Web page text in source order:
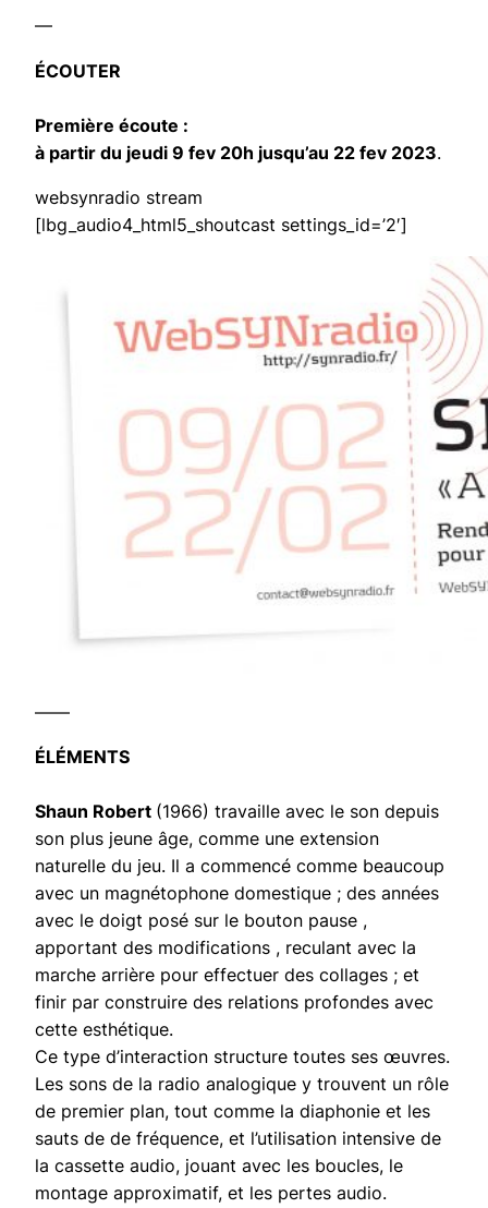
—
ÉCOUTER
Première écoute :
à partir du jeudi 9 fev 20h jusqu’au 22 fev 2023.
websynradio stream
[lbg_audio4_html5_shoutcast settings_id=’2′]
——
ÉLÉMENTS
Shaun Robert (1966) travaille avec le son depuis
son plus jeune âge, comme une extension
naturelle du jeu. Il a commencé comme beaucoup
avec un magnétophone domestique ; des années
avec le doigt posé sur le bouton pause ,
apportant des modifications , reculant avec la
marche arrière pour effectuer des collages ; et
finir par construire des relations profondes avec
cette esthétique.
Ce type d’interaction structure toutes ses œuvres.
Les sons de la radio analogique y trouvent un rôle
de premier plan, tout comme la diaphonie et les
sauts de de fréquence, et l’utilisation intensive de
la cassette audio, jouant avec les boucles, le
montage approximatif, et les pertes audio.